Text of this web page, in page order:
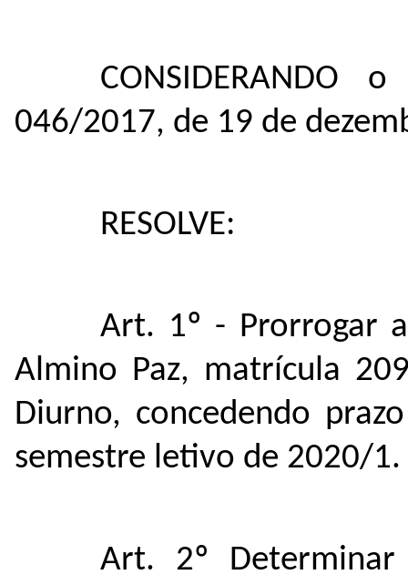
CONSIDERANDO
046/2017, de 19 de
RESOLVE:
Art. 1º - Prorrogar
Almino Paz, matrícula
Diurno, concedendo
semestre letivo de 2020/1.
Art. 2º